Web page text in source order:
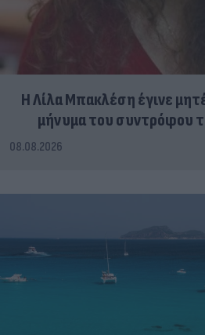
Η Λίλα Μπακλέση έγινε
μήνυμα του συντρόφου
08.08.2026